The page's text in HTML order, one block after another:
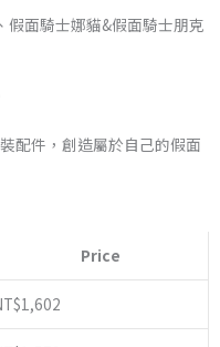
面騎士娜貓&假面騎士朋克
配件，創造屬於自己的假面
Price
1,602